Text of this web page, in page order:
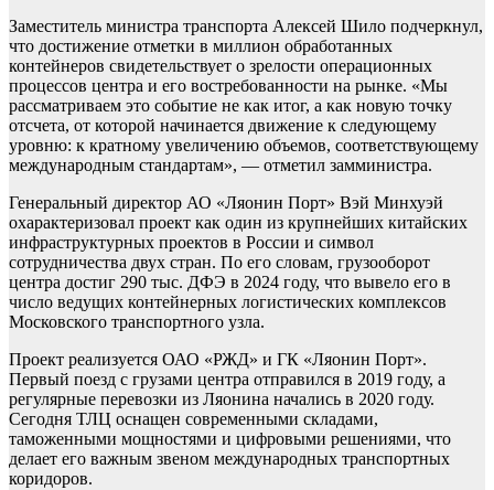
Заместитель министра транспорта Алексей Шило подчеркнул,
что достижение отметки в миллион обработанных
контейнеров свидетельствует о зрелости операционных
процессов центра и его востребованности на рынке. «Мы
рассматриваем это событие не как итог, а как новую точку
отсчета, от которой начинается движение к следующему
уровню: к кратному увеличению объемов, соответствующему
международным стандартам», — отметил замминистра.
Генеральный директор АО «Ляонин Порт» Вэй Минхуэй
охарактеризовал проект как один из крупнейших китайских
инфраструктурных проектов в России и символ
сотрудничества двух стран. По его словам, грузооборот
центра достиг 290 тыс. ДФЭ в 2024 году, что вывело его в
число ведущих контейнерных логистических комплексов
Московского транспортного узла.
Проект реализуется ОАО «РЖД» и ГК «Ляонин Порт».
Первый поезд с грузами центра отправился в 2019 году, а
регулярные перевозки из Ляонина начались в 2020 году.
Сегодня ТЛЦ оснащен современными складами,
таможенными мощностями и цифровыми решениями, что
делает его важным звеном международных транспортных
коридоров.